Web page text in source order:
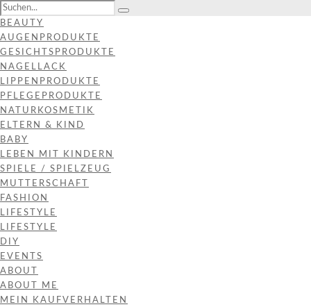
BEAUTY
AUGENPRODUKTE
GESICHTSPRODUKTE
NAGELLACK
LIPPENPRODUKTE
PFLEGEPRODUKTE
NATURKOSMETIK
ELTERN & KIND
BABY
LEBEN MIT KINDERN
SPIELE / SPIELZEUG
MUTTERSCHAFT
FASHION
LIFESTYLE
LIFESTYLE
DIY
EVENTS
ABOUT
ABOUT ME
MEIN KAUFVERHALTEN